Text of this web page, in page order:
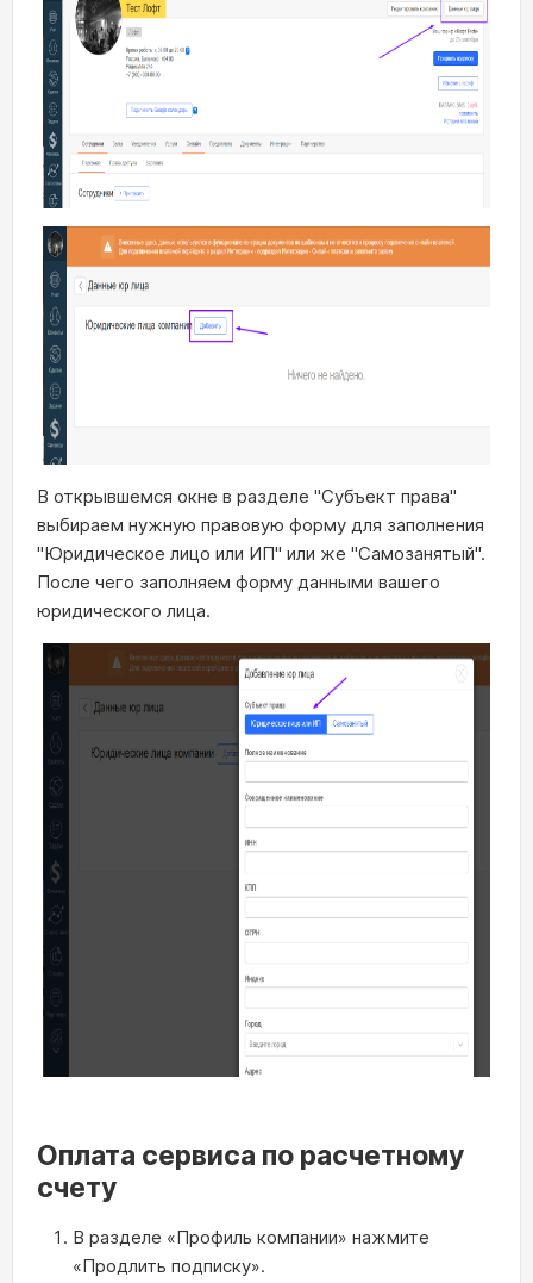
В открывшемся окне в разделе "Субъект права"
выбираем нужную правовую форму для заполнения
"Юридическое лицо или ИП" или же "Самозанятый".
После чего заполняем форму данными вашего
юридического лица.
Оплата сервиса по расчетному
счету
В разделе «Профиль компании» нажмите
«Продлить подписку».